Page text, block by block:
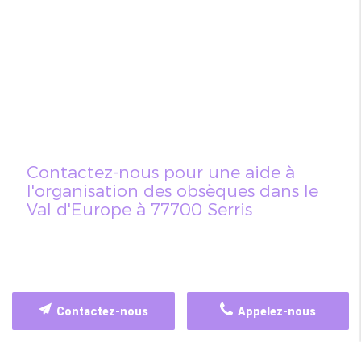
Contactez-nous pour une aide à
l'organisation des obsèques dans le
Val d'Europe à 77700 Serris
Appelez-nous
Contactez-nous